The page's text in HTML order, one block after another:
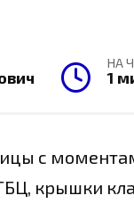
НА
1
с
крышки